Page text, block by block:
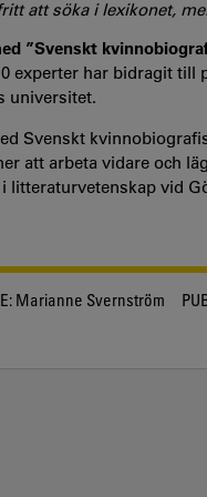
att söka i lexikonet,
”Svenskt
experter har bidragit till
universitet.
Svenskt
att arbeta vidare och
litteraturvetenskap vid
Marianne Svernström